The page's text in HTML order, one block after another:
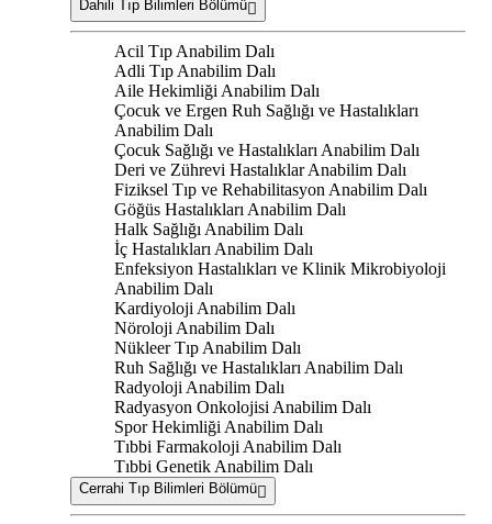
Dahili Tıp Bilimleri Bölümü
Acil Tıp Anabilim Dalı
Adli Tıp Anabilim Dalı
Aile Hekimliği Anabilim Dalı
Çocuk ve Ergen Ruh Sağlığı ve Hastalıkları
Anabilim Dalı
Çocuk Sağlığı ve Hastalıkları Anabilim Dalı
Deri ve Zührevi Hastalıklar Anabilim Dalı
Fiziksel Tıp ve Rehabilitasyon Anabilim Dalı
Göğüs Hastalıkları Anabilim Dalı
Halk Sağlığı Anabilim Dalı
İç Hastalıkları Anabilim Dalı
Enfeksiyon Hastalıkları ve Klinik Mikrobiyoloji
Anabilim Dalı
Kardiyoloji Anabilim Dalı
Nöroloji Anabilim Dalı
Nükleer Tıp Anabilim Dalı
Ruh Sağlığı ve Hastalıkları Anabilim Dalı
Radyoloji Anabilim Dalı
Radyasyon Onkolojisi Anabilim Dalı
Spor Hekimliği Anabilim Dalı
Tıbbi Farmakoloji Anabilim Dalı
Tıbbi Genetik Anabilim Dalı
Cerrahi Tıp Bilimleri Bölümü